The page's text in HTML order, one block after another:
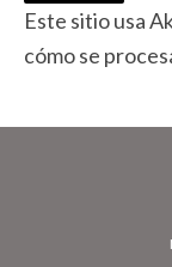
Este sitio usa
cómo se